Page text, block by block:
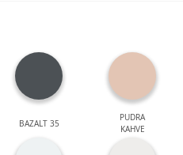
BAZALT 35
PUDRA
KAHVE